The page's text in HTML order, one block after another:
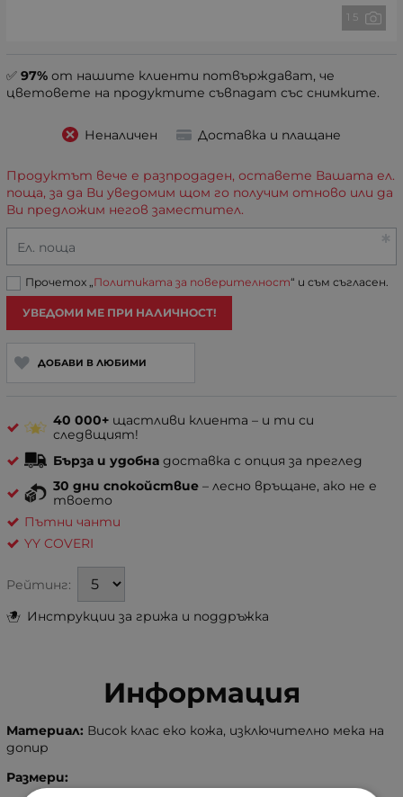
1 5
✅ 97% от нашите клиенти потвърждават, че
цветовете на продуктите съвпадат със снимките.
Неналичен Доставка и плащане
Инструкции за грижа и поддръжка
Продуктът вече е разпродаден, оставете Вашата ел.
поща, за да Ви уведомим щом го получим отново или да
Ви предложим негов заместител.
Ел. поща
Прочетох „ Политиката за поверителност“ и съм съгласен.
УВЕДОМИ МЕ ПРИ НАЛИЧНОСТ!
ДОБАВИ В ЛЮБИМИ
40 000+ щастливи клиента – и ти си
следвщият!
Бърза и удобна доставка с опция за преглед
30 дни спокойствие – лесно връщане, ако не е
твоето
Пътни чанти
YY COVERI
Рейтинг:
Информация
Материал: Висок клас еко кожа, изключително мека на
допир
Размери: